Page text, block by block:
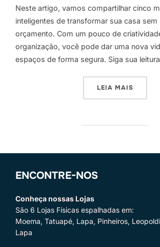
Neste artigo, vamos compartilhar cinco
inteligentes de transformar sua casa sem
orçamento. Com um pouco de
organização, você pode dar uma nova
espaços de forma segura. Siga sua
LEIA MAIS
ENCONTRE-NOS
Conheça nossas Lojas
São 6 Lojas Físicas espalhadas em:
Moema, Tatuapé, Lapa, Pinheiros,
Lapa